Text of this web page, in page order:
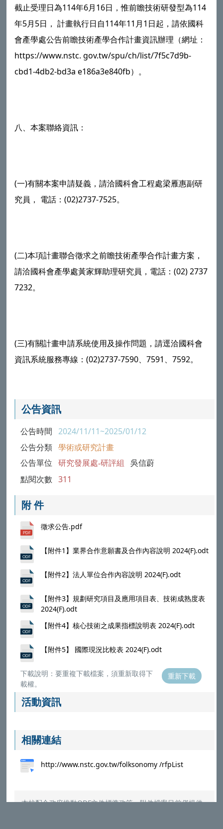
截止受理日為114年6月16日，惟前瞻技術研發型為114
年5月5日， 計畫執行日自114年11月1日起，請依國科
會產學處公告前瞻技術產學合作計畫資訊辦理（網址：
https://www.nstc. gov.tw/spu/ch/list/7f5c7d9b-
cbd1-4db2-bd3a e186a3e840fb）。
八、本案聯絡資訊：
(一)有關本案申請疑義，請洽國科會工程處梁雁惠副研
究員， 電話：(02)2737-7525。
(二)本項計畫聯合徵求之前瞻技術產學合作計畫方案，
請洽國科會產學處黃家輝助理研究員，電話：(02) 2737
7232。
(三)有關計畫申請系統使用及操作問題，請逕洽國科會
資訊系統服務專線：(02)2737-7590、7591、7592。
公告資訊
公告時間 2024/11/11~2025/01/12
公告分類 學術或研究計畫
公告單位 研究發展處-研評組 吳信蔚
點閱次數 311
附 件
徵求公告.pdf
【附件1】業界合作意願書及合作內容說明 2024(F).odt
【附件2】法人單位合作內容說明 2024(F).odt
【附件3】規劃研究項目及應用項目表、技術成熟度表
2024(F).odt
【附件4】核心技術之成果指標說明表 2024(F).odt
【附件5】 國際現況比較表 2024(F).odt
下載說明：要重複下載檔案，須重新取得下
載權。
重新下載
活動資訊
相關連結
http://www.nstc.gov.tw/folksonomy /rfpList
本校配合政府推動ODF文件標準政策，附件檔案目前僅提供